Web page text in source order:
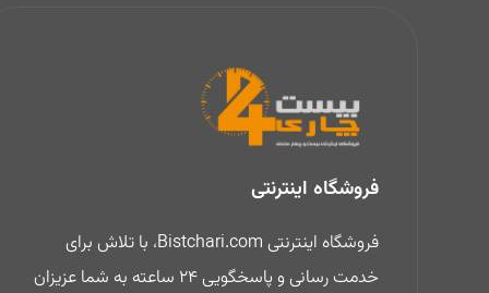
فروشگاه اینترنتی
فروشگاه اینترنتی Bistchari.com، با تلاش برای
خدمت رسانی و پاسخگویی 24 ساعته به شما عزیزان